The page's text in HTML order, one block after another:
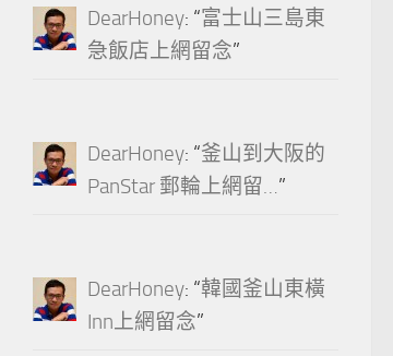
DearHoney: “富士山三島東
急飯店上網留念”
DearHoney: “釜山到大阪的
PanStar 郵輪上網留…”
DearHoney: “韓國釜山東橫
Inn上網留念”